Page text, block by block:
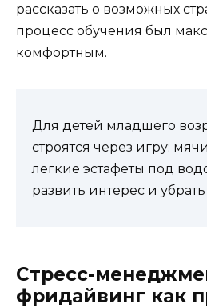
рассказать о возможных
процесс обучения был
комфортным.
Для детей младшего
строятся через игру:
лёгкие эстафеты под
развить интерес и
Стресс-
фридайвинг как